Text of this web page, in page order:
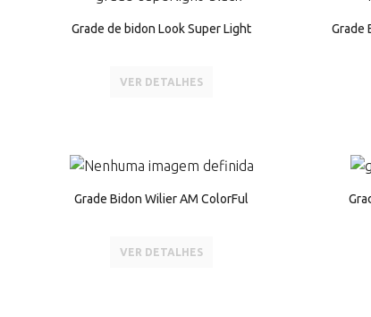
Grade de bidon Look Super Light
VER DETALHES
Grade
Grade Bidon Wilier AM ColorFul
VER DETALHES